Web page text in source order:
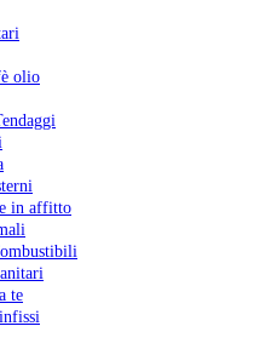
olio
in affitto
te